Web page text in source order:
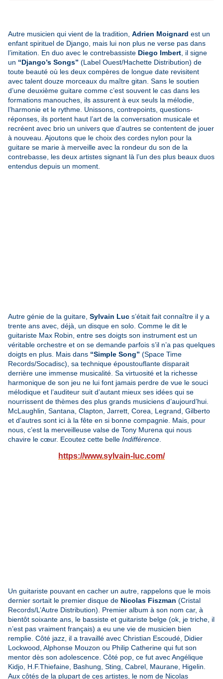
Autre musicien qui vient de la tradition, Adrien Moignard est un
enfant spirituel de Django, mais lui non plus ne verse pas dans
l’imitation. En duo avec le contrebassiste Diego Imbert , il signe
un “Django’s Songs” (Label Ouest/Hachette Distribution) de
toute beauté où les deux compères de longue date revisitent
avec talent douze morceaux du maître gitan. Sans le soutien
d’une deuxième guitare comme c’est souvent le cas dans les
formations manouches, ils assurent à eux seuls la mélodie,
l’harmonie et le rythme. Unissons, contrepoints, questions-
réponses, ils portent haut l’art de la conversation musicale et
recréent avec brio un univers que d’autres se contentent de jouer
à nouveau. Ajoutons que le choix des cordes nylon pour la
guitare se marie à merveille avec la rondeur du son de la
contrebasse, les deux artistes signant là l’un des plus beaux duos
entendus depuis un moment.
Autre génie de la guitare, Sylvain Luc s’était fait connaître il y a
trente ans avec, déjà, un disque en solo. Comme le dit le
guitariste Max Robin, entre ses doigts son instrument est un
véritable orchestre et on se demande parfois s’il n’a pas quelques
doigts en plus. Mais dans “Simple Song” (Space Time
Records/Socadisc), sa technique époustouflante disparait
derrière une immense musicalité. Sa virtuosité et la richesse
harmonique de son jeu ne lui font jamais perdre de vue le souci
mélodique et l’auditeur suit d’autant mieux ses idées qui se
nourrissent de thèmes des plus grands musiciens d’aujourd’hui.
McLaughlin, Santana, Clapton, Jarrett, Corea, Legrand, Gilberto
et d’autres sont ici à la fête en si bonne compagnie. Mais, pour
nous, c’est la merveilleuse valse de Tony Murena qui nous
chavire le cœur. Ecoutez cette belle Indifférence
https://www.sylvain-luc.com/
Un guitariste pouvant en cacher un autre, rappelons que le mois
dernier sortait le premier disque de Nicolas Fiszman (Cristal
Records/L’Autre Distribution). Premier album à son nom car, à
bientôt soixante ans, le bassiste et guitariste belge (ok, je triche, il
n’est pas vraiment français) a eu une vie de musicien bien
remplie. Côté jazz, il a travaillé avec Christian Escoudé, Didier
Lockwood, Alphonse Mouzon ou Philip Catherine qui fut son
mentor dès son adolescence. Côté pop, ce fut avec Angélique
Kidjo, H.F.Thiefaine, Bashung, Sting, Cabrel, Maurane, Higelin.
Aux côtés de la plupart de ces artistes, le nom de Nicolas